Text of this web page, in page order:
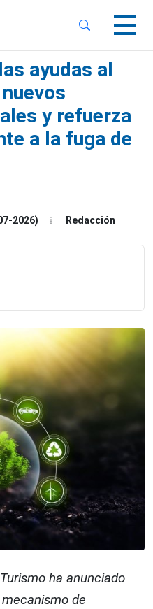
ayudas al
y refuerza
a la fuga de
2026) Redacción
ha anunciado
de